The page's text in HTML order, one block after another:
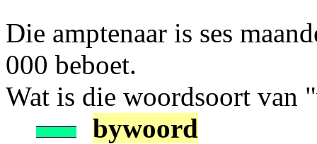
Die amptenaar is ses
000 beboet.
Wat is die woordsoort van
bywoord